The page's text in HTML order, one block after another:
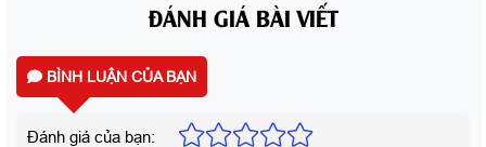
ĐÁNH GIÁ BÀI VIẾT
BÌNH LUẬN CỦA BẠN
Đánh giá của bạn: